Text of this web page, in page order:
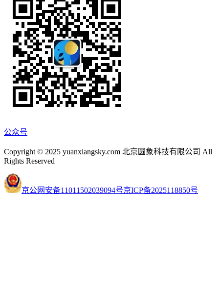
公众号
Copyright © 2025 yuanxiangsky.com 北京圆象科技有限公司 All
Rights Reserved
京公网安备11011502039094号京ICP备2025118850号